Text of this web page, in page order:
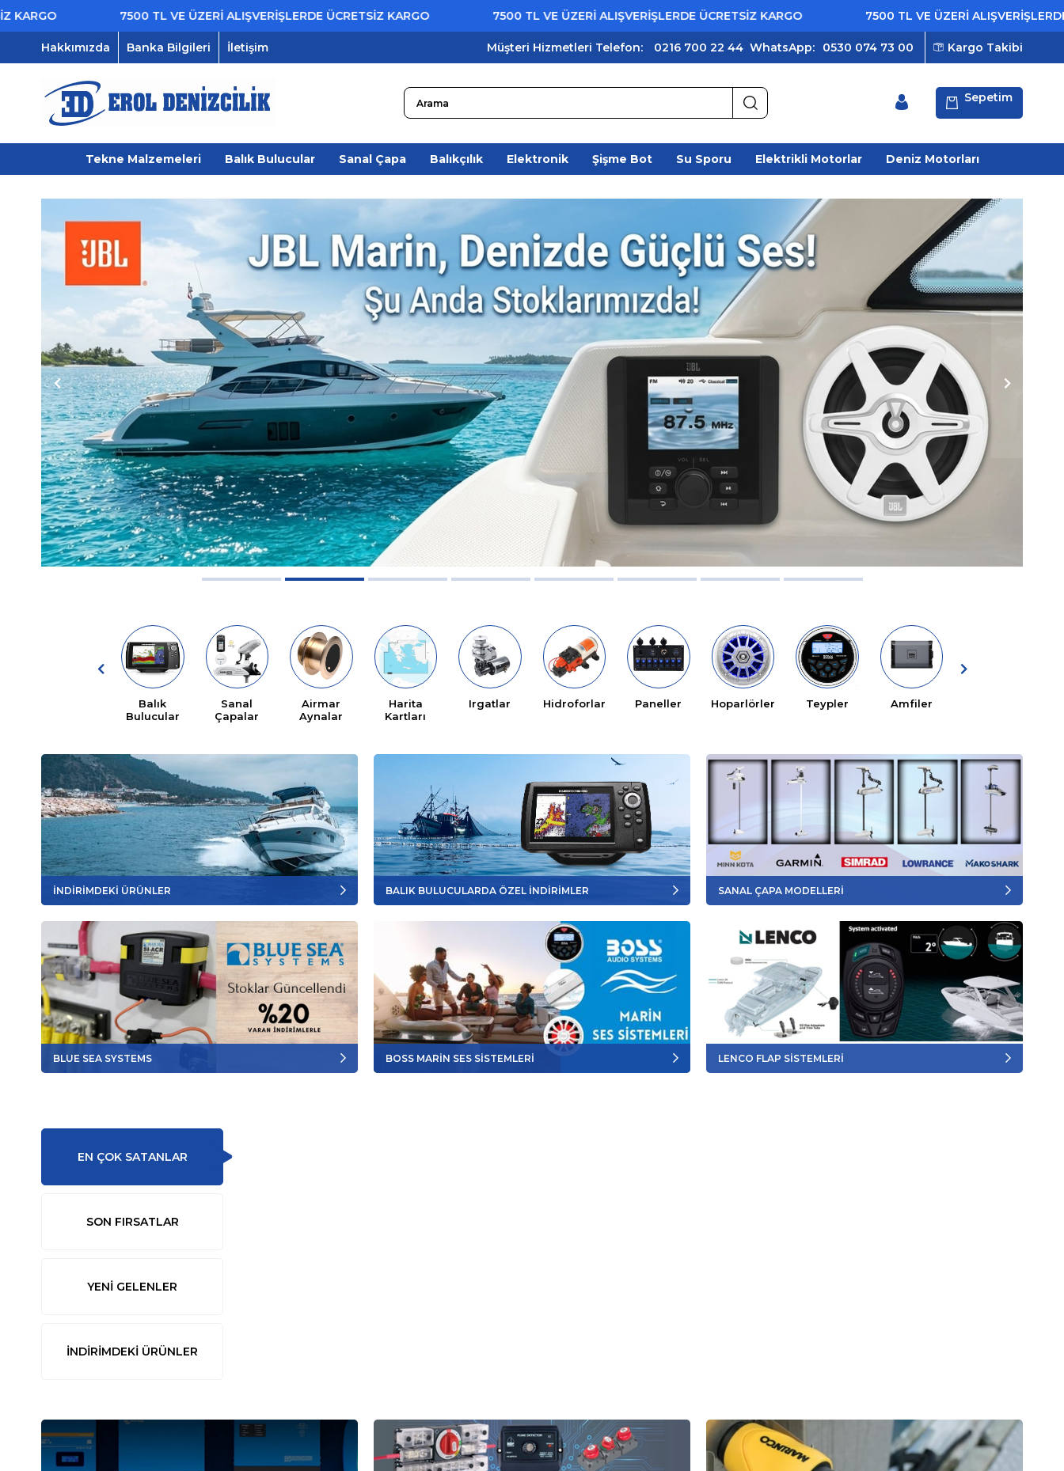
7500 TL VE ÜZERİ ALIŞVERİŞLERDE ÜCRETSİZ KARGO 7500 TL VE ÜZERİ ALIŞVERİŞLERDE ÜCRETSİZ KARGO 7500 TL VE ÜZERİ ALIŞVERİŞLERDE ÜCRETSİZ
Hakkımızda Banka Bilgileri İletişim Kargo Takibi
Müşteri Hizmetleri Telefon: 0216 700 22 44WhatsApp: 0530 074 73 00
Sepetim
Tekne Malzemeleri Balık Bulucular Sanal Çapa Balıkçılık Elektronik Şişme Bot Su Sporu Elektrikli Motorlar Deniz Motorları
Balık
Bulucular
Sanal
Çapalar
Airmar
Aynalar
Harita
Kartları
Irgatlar Hidroforlar Paneller Hoparlörler Teypler Amfiler
İNDİRİMDEKİ ÜRÜNLER BALIK BULUCULARDA ÖZEL İNDİRİMLER SANAL ÇAPA MODELLERİ
BLUE SEA SYSTEMS BOSS MARİN SES SİSTEMLERİ LENCO FLAP SİSTEMLERİ
EN ÇOK SATANLAR
SON FIRSATLAR
YENİ GELENLER
İNDİRİMDEKİ ÜRÜNLER